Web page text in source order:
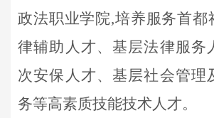
政法职业学院,培养服务首都
律辅助人才、基层法律服务
次安保人才、基层社会管理
务等高素质技能技术人才。